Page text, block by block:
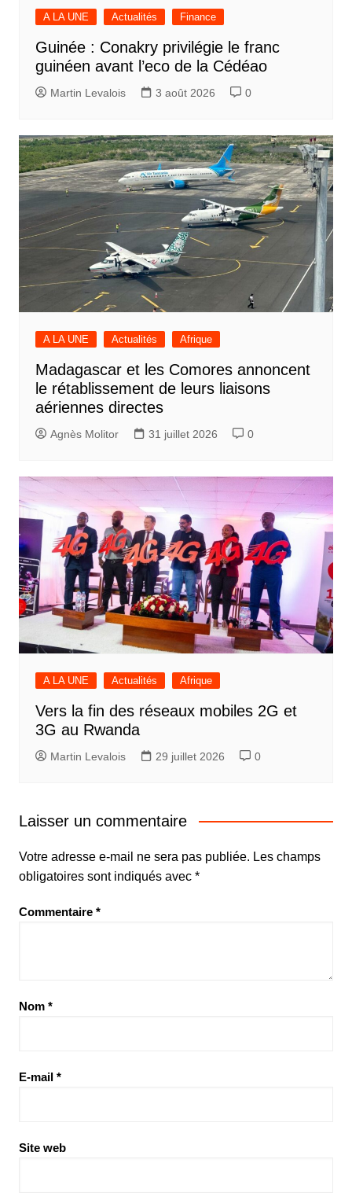
A LA UNE Actualités Finance
Guinée : Conakry privilégie le franc
guinéen avant l’eco de la Cédéao
Martin Levalois 3 août 2026 0
A LA UNE Actualités Afrique
Madagascar et les Comores annoncent
le rétablissement de leurs liaisons
aériennes directes
Agnès Molitor 31 juillet 2026 0
A LA UNE Actualités Afrique
Vers la fin des réseaux mobiles 2G et
3G au Rwanda
Martin Levalois 29 juillet 2026 0
Laisser un commentaire
Votre adresse e-mail ne sera pas publiée. Les champs
obligatoires sont indiqués avec *
Commentaire *
Nom *
E-mail *
Site web